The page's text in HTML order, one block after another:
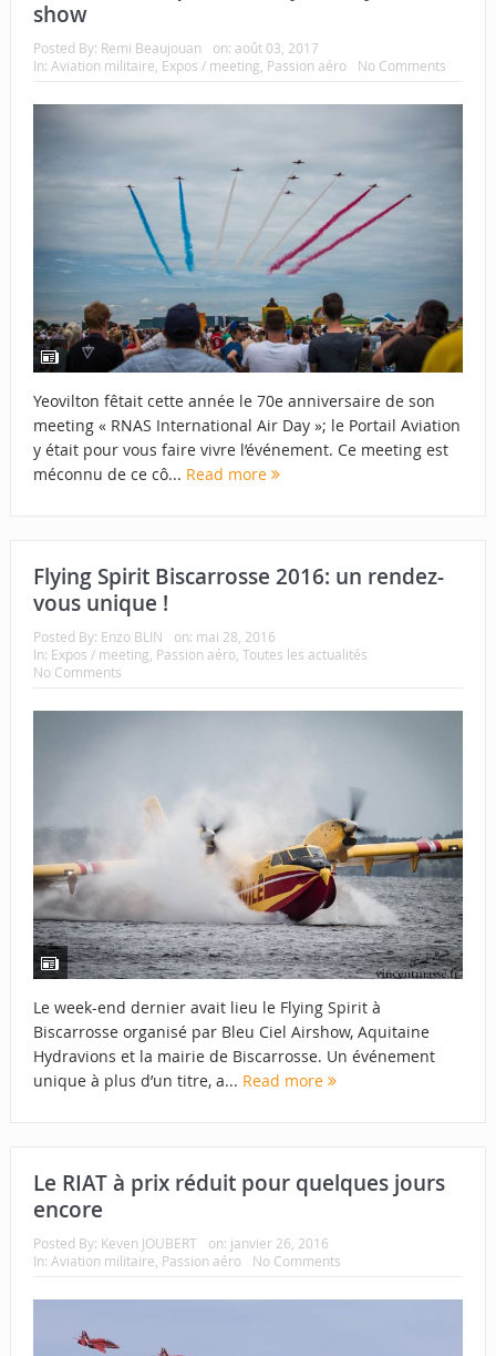
show
Posted By: Remi Beaujouan on: août 03, 2017
In: Aviation militaire Expos / meeting Passion aéro No Comments
Yeovilton fêtait cette année le 70e anniversaire de son
meeting « RNAS International Air Day »; le Portail Aviation
y était pour vous faire vivre l’événement. Ce meeting est
méconnu de ce cô... Read more
Flying Spirit Biscarrosse 2016: un rendez-
vous unique !
Posted By: Enzo BLIN on: mai 28, 2016
In: Expos / meeting Passion aéro, Toutes les actualités
No Comments
Le week-end dernier avait lieu le Flying Spirit à
Biscarrosse organisé par Bleu Ciel Airshow, Aquitaine
Hydravions et la mairie de Biscarrosse. Un événement
unique à plus d’un titre, a... Read more
Le RIAT à prix réduit pour quelques jours
encore
Posted By: Keven JOUBERT on: janvier 26, 2016
In: Aviation militaire Passion aéro No Comments